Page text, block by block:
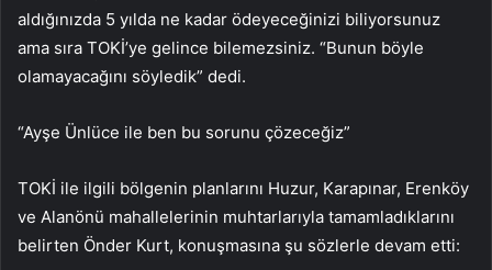
aldığınızda 5 yılda ne kadar ödeyeceğinizi biliyorsunuz
ama sıra TOKİ’ye gelince bilemezsiniz. “Bunun böyle
olamayacağını söyledik” dedi.
“Ayşe Ünlüce ile ben bu sorunu çözeceğiz”
TOKİ ile ilgili bölgenin planlarını Huzur, Karapınar, Erenköy
ve Alanönü mahallelerinin muhtarlarıyla tamamladıklarını
belirten Önder Kurt, konuşmasına şu sözlerle devam etti: